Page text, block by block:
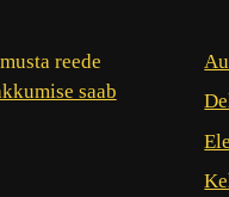
reede
saab